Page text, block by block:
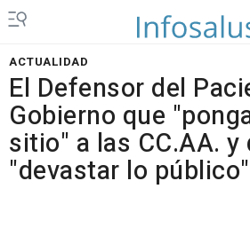
ACTUALIDAD
El Defensor del
Gobierno que
sitio" a las CC.AA. y
"devastar lo público"